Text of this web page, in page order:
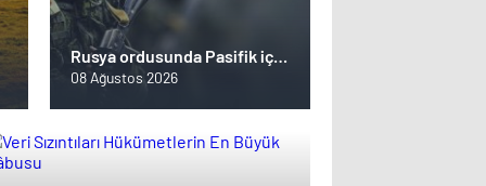
Rusya ordusunda Pasifik için
yeni bir cephe açılıyor. Çin’in
08 Ağustos 2026